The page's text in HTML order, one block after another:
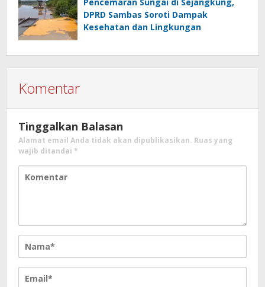
DPRD Sambas Soroti Dampak
Kesehatan dan Lingkungan
Komentar
Tinggalkan Balasan
Alamat email Anda tidak akan dipublikasikan. Ruas yang
wajib ditandai *